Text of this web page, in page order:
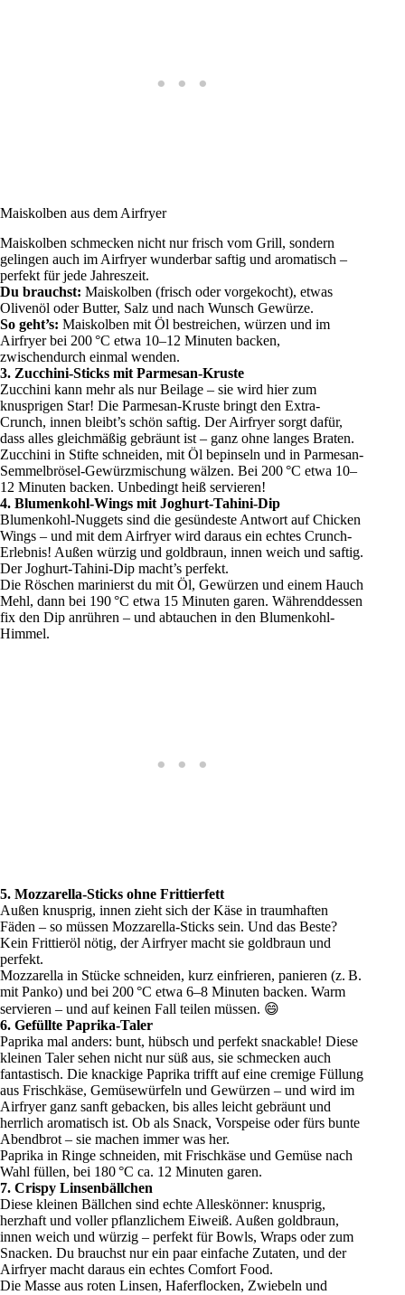
Maiskolben aus dem Airfryer
Maiskolben schmecken nicht nur frisch vom Grill, sondern
gelingen auch im Airfryer wunderbar saftig und aromatisch –
perfekt für jede Jahreszeit.
Du brauchst: Maiskolben (frisch oder vorgekocht), etwas
Olivenöl oder Butter, Salz und nach Wunsch Gewürze.
So geht’s: Maiskolben mit Öl bestreichen, würzen und im
Airfryer bei 200 °C etwa 10–12 Minuten backen,
zwischendurch einmal wenden.
3. Zucchini-Sticks mit Parmesan-Kruste
Zucchini kann mehr als nur Beilage – sie wird hier zum
knusprigen Star! Die Parmesan-Kruste bringt den Extra-
Crunch, innen bleibt’s schön saftig. Der Airfryer sorgt dafür,
dass alles gleichmäßig gebräunt ist – ganz ohne langes Braten.
Zucchini in Stifte schneiden, mit Öl bepinseln und in Parmesan-
Semmelbrösel-Gewürzmischung wälzen. Bei 200 °C etwa 10–
12 Minuten backen. Unbedingt heiß servieren!
4. Blumenkohl-Wings mit Joghurt-Tahini-Dip
Blumenkohl-Nuggets sind die gesündeste Antwort auf Chicken
Wings – und mit dem Airfryer wird daraus ein echtes Crunch-
Erlebnis! Außen würzig und goldbraun, innen weich und saftig.
Der Joghurt-Tahini-Dip macht’s perfekt.
Die Röschen marinierst du mit Öl, Gewürzen und einem Hauch
Mehl, dann bei 190 °C etwa 15 Minuten garen. Währenddessen
fix den Dip anrühren – und abtauchen in den Blumenkohl-
Himmel.
5. Mozzarella-Sticks ohne Frittierfett
Außen knusprig, innen zieht sich der Käse in traumhaften
Fäden – so müssen Mozzarella-Sticks sein. Und das Beste?
Kein Frittieröl nötig, der Airfryer macht sie goldbraun und
perfekt.
Mozzarella in Stücke schneiden, kurz einfrieren, panieren (z. B.
mit Panko) und bei 200 °C etwa 6–8 Minuten backen. Warm
servieren – und auf keinen Fall teilen müssen. 😄
6. Gefüllte Paprika-Taler
Paprika mal anders: bunt, hübsch und perfekt snackable! Diese
kleinen Taler sehen nicht nur süß aus, sie schmecken auch
fantastisch. Die knackige Paprika trifft auf eine cremige Füllung
aus Frischkäse, Gemüsewürfeln und Gewürzen – und wird im
Airfryer ganz sanft gebacken, bis alles leicht gebräunt und
herrlich aromatisch ist. Ob als Snack, Vorspeise oder fürs bunte
Abendbrot – sie machen immer was her.
Paprika in Ringe schneiden, mit Frischkäse und Gemüse nach
Wahl füllen, bei 180 °C ca. 12 Minuten garen.
7. Crispy Linsenbällchen
Diese kleinen Bällchen sind echte Alleskönner: knusprig,
herzhaft und voller pflanzlichem Eiweiß. Außen goldbraun,
innen weich und würzig – perfekt für Bowls, Wraps oder zum
Snacken. Du brauchst nur ein paar einfache Zutaten, und der
Airfryer macht daraus ein echtes Comfort Food.
Die Masse aus roten Linsen, Haferflocken, Zwiebeln und